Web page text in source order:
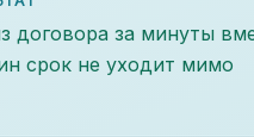
договора за минуты
срок не уходит мимо